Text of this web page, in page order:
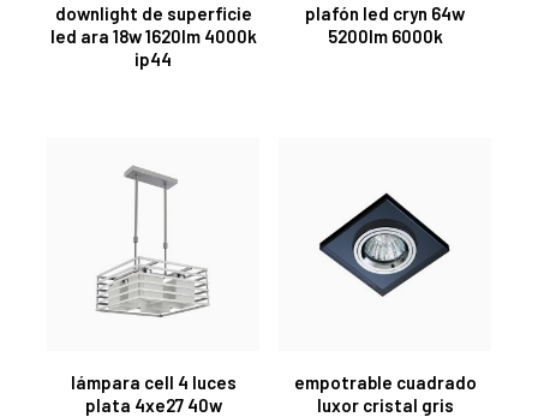
downlight de superficie
led ara 18w 1620lm 4000k
ip44
plafón led cryn 64w
5200lm 6000k
lámpara cell 4 luces
plata 4xe27 40w
empotrable cuadrado
luxor cristal gris